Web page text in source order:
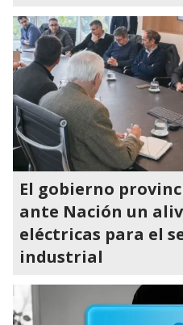
El gobierno
ante Nación un
eléctricas para el
industrial